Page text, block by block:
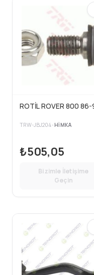
ROTİL ROVER 800 86-
TRW-JBJ204• HIMKA
₺505,05
Bizimle İletişime
Geçin